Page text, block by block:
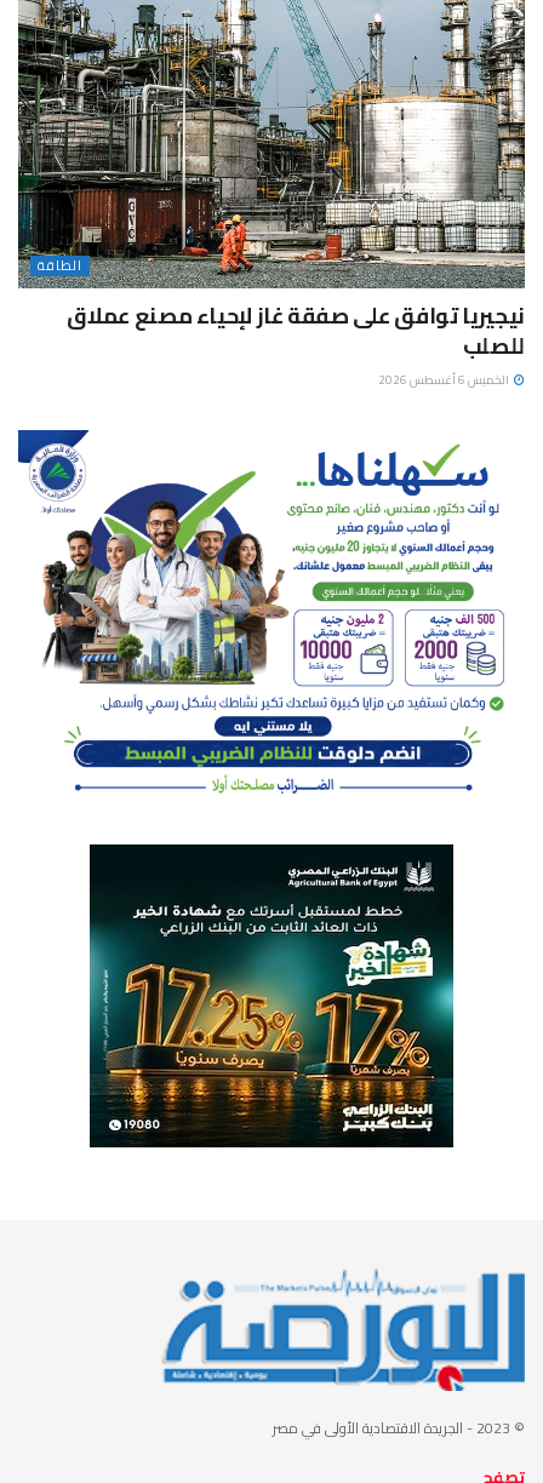
الطاقة
نيجيريا توافق على صفقة غاز لإحياء مصنع عملاق
للصلب
الخميس 6 أغسطس 2026
© 2023 - الجريدة الاقتصادية الأولى في مصر
تصفح